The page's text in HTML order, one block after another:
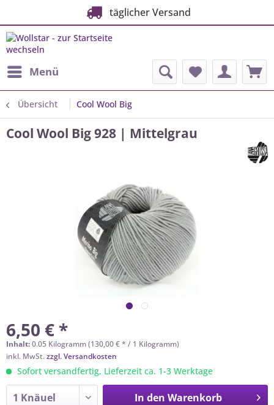
täglicher Versand
Menü
Übersicht Cool Wool Big
Cool Wool Big 928 | Mittelgrau
6,50 € *
Inhalt:0.05 Kilogramm (130,00 € * / 1 Kilogramm)
inkl. MwSt.zzgl. Versandkosten
Sofort versandfertig, Lieferzeit ca. 1-3 Werktage
In den Warenkorb